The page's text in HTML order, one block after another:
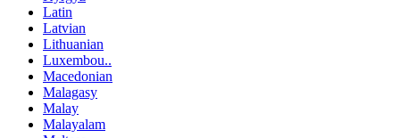
Latin
Latvian
Lithuanian
Luxembou..
Macedonian
Malagasy
Malay
Malayalam